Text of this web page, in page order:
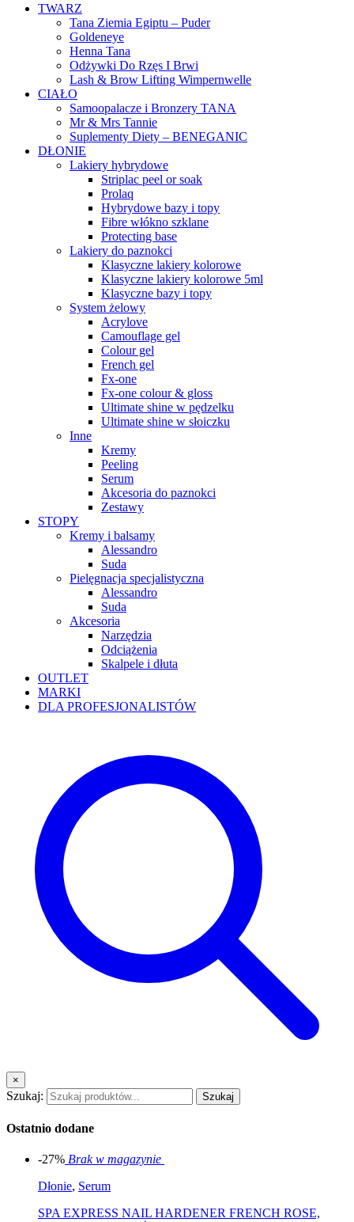
TWARZ
Tana Ziemia Egiptu – Puder
Goldeneye
Henna Tana
Odżywki Do Rzęs I Brwi
Lash & Brow Lifting Wimpernwelle
CIAŁO
Samoopalacze i Bronzery TANA
Mr & Mrs Tannie
Suplementy Diety – BENEGANIC
DŁONIE
Lakiery hybrydowe
Striplac peel or soak
Prolaq
Hybrydowe bazy i topy
Fibre włókno szklane
Protecting base
Lakiery do paznokci
Klasyczne lakiery kolorowe
Klasyczne lakiery kolorowe 5ml
Klasyczne bazy i topy
System żelowy
Acrylove
Camouflage gel
Colour gel
French gel
Fx-one
Fx-one colour & gloss
Ultimate shine w pędzelku
Ultimate shine w słoiczku
Inne
Kremy
Peeling
Serum
Akcesoria do paznokci
Zestawy
STOPY
Kremy i balsamy
Alessandro
Suda
Pielęgnacja specjalistyczna
Alessandro
Suda
Akcesoria
Narzędzia
Odciążenia
Skalpele i dłuta
OUTLET
MARKI
DLA PROFESJONALISTÓW
×
Szukaj: Szukaj
Ostatnio dodane
-27% Brak w magazynie
Dłonie, Serum
SPA EXPRESS NAIL HARDENER FRENCH ROSE,